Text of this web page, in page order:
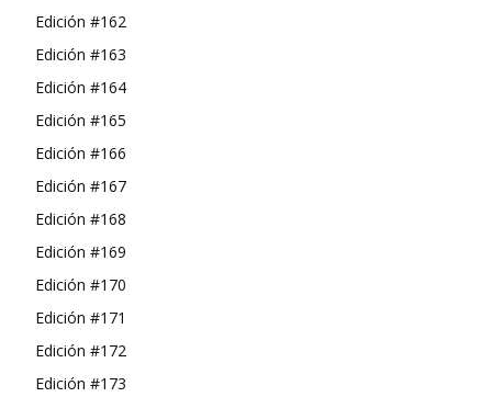
Edición #162
Edición #163
Edición #164
Edición #165
Edición #166
Edición #167
Edición #168
Edición #169
Edición #170
Edición #171
Edición #172
Edición #173